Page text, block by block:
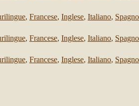
, Francese, Inglese, Italiano,
, Francese, Inglese, Italiano,
, Francese, Inglese, Italiano,